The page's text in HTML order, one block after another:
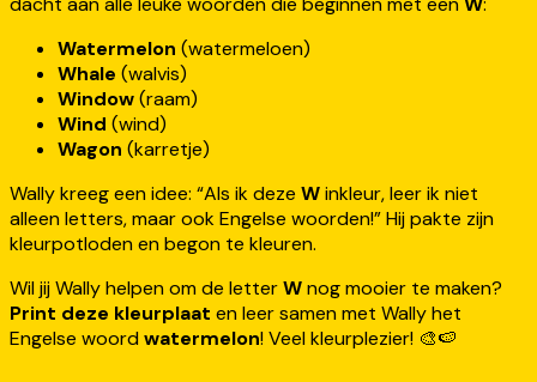
Watermelon (watermeloen)
Whale (walvis)
Window(raam)
Wind (wind)
Wagon (karretje)
Wally kreeg een idee: “Als ik deze Winkleur, leer ik niet
alleen letters, maar ook Engelse woorden!” Hij pakte zijn
kleurpotloden en begon te kleuren.
Wil jij Wally helpen om de letterWnog mooier te maken?
Print deze kleurplaat en leer samen met Wally het
Engelse woordwatermelon! Veel kleurplezier! 🎨🍉